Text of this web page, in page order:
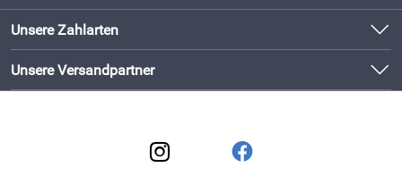
Bewährte Qualität
Bestellen und direkt beim Hersteller abholen!
Newsletter
Lieferbedingungen
Kundenlogin
Unsere Bestseller
Neu
Unsere Zahlarten
Unsere Versandpartner